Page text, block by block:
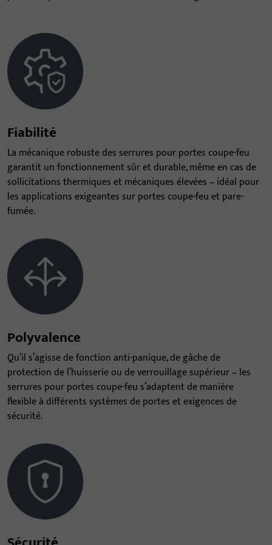
Fiabilité
La mécanique robuste des serrures pour portes coupe-feu
garantit un fonctionnement sûr et durable, même en cas de
sollicitations thermiques et mécaniques élevées – idéal pour
les applications exigeantes sur portes coupe-feu et pare-
fumée.
Polyvalence
Qu’il s’agisse de fonction anti-panique, de gâche de
protection de l’huisserie ou de verrouillage supérieur – les
serrures pour portes coupe-feu s’adaptent de manière
flexible à différents systèmes de portes et exigences de
sécurité.